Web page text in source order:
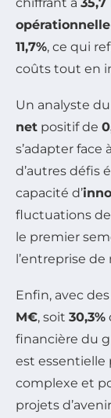
11,7%, ce qui
coûts tout en
Un analyste
net positif de
s’adapter face
d’autres défis
capacité d’
fluctuations
le premier
l’entreprise
Enfin, avec des
M€, soit 30,3%
financière du
est essentielle
complexe et
projets